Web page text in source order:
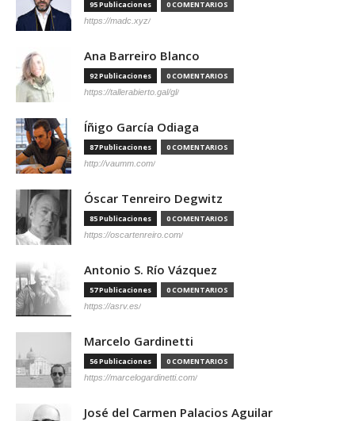
95 Publicaciones 0 COMENTARIOS
https://madc.xyz/
Ana Barreiro Blanco
92 Publicaciones 0 COMENTARIOS
https://tallerabierto.gal/gl/
Íñigo García Odiaga
87 Publicaciones 0 COMENTARIOS
http://vaumm.com/
Óscar Tenreiro Degwitz
85 Publicaciones 0 COMENTARIOS
https://oscartenreiro.com/
Antonio S. Río Vázquez
57 Publicaciones 0 COMENTARIOS
https://asrv.es/
Marcelo Gardinetti
56 Publicaciones 0 COMENTARIOS
https://marcelogardinetti.com/
José del Carmen Palacios Aguilar